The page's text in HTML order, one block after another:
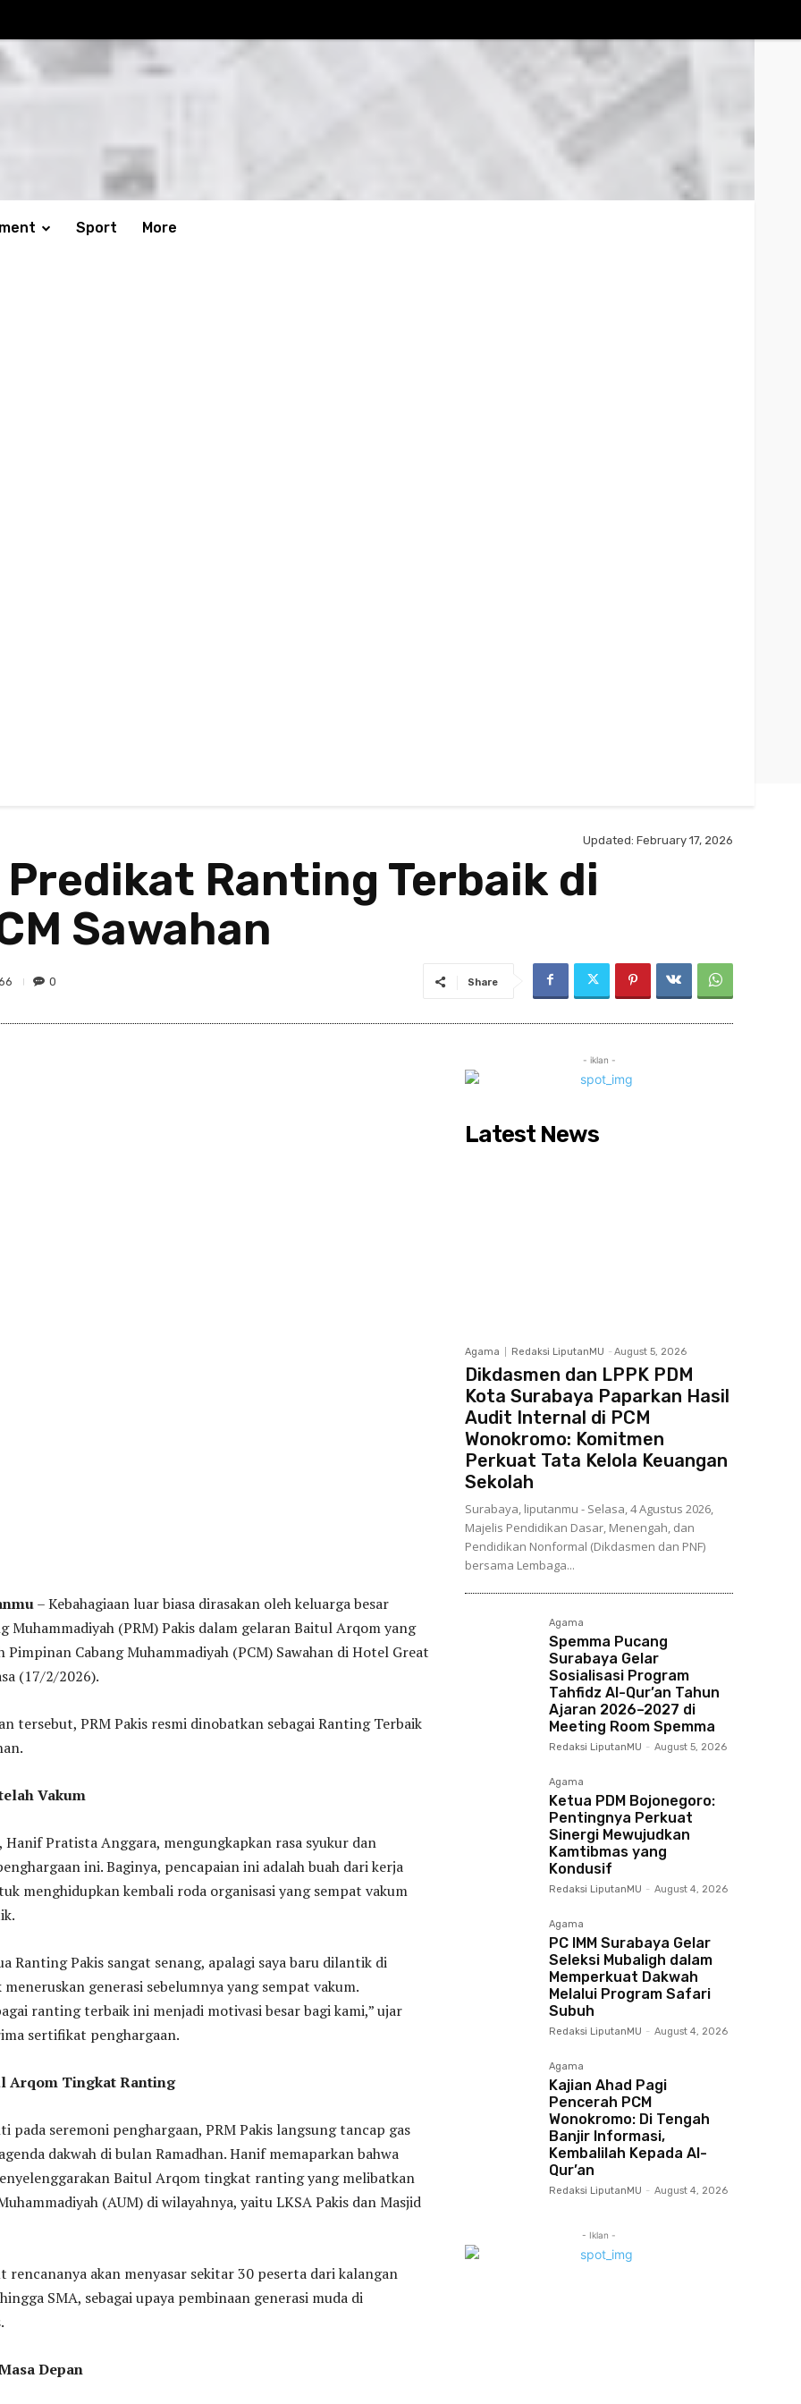
Sport More
Updated: February 17, 2026
Predikat Ranting Terbaik di
Sawahan
0 Share
– Kebahagiaan luar biasa dirasakan oleh keluarga besar
Muhammadiyah (PRM) Pakis dalam gelaran Baitul Arqom yang
Pimpinan Cabang Muhammadiyah (PCM) Sawahan di Hotel Great
(17/2/2026).
tersebut, PRM Pakis resmi dinobatkan sebagai Ranting Terbaik
Vakum
Hanif Pratista Anggara, mengungkapkan rasa syukur dan
ini. Baginya, pencapaian ini adalah buah dari kerja
menghidupkan kembali roda organisasi yang sempat vakum
Ranting Pakis sangat senang, apalagi saya baru dilantik di
generasi sebelumnya yang sempat vakum.
ranting terbaik ini menjadi motivasi besar bagi kami,” ujar
sertifikat penghargaan.
Arqom Tingkat Ranting
pada seremoni penghargaan, PRM Pakis langsung tancap gas
dakwah di bulan Ramadhan. Hanif memaparkan bahwa
Baitul Arqom tingkat ranting yang melibatkan
(AUM) di wilayahnya, yaitu LKSA Pakis dan Masjid
rencananya akan menyasar sekitar 30 peserta dari kalangan
SMA, sebagai upaya pembinaan generasi muda di
Depan
- iklan -
Latest News
Agama Redaksi LiputanMU - August 5, 2026
Dikdasmen dan LPPK PDM
Kota Surabaya Paparkan Hasil
Audit Internal di PCM
Wonokromo: Komitmen
Perkuat Tata Kelola Keuangan
Sekolah
Surabaya, liputanmu - Selasa, 4 Agustus 2026,
Majelis Pendidikan Dasar, Menengah, dan
Pendidikan Nonformal (Dikdasmen dan PNF)
bersama Lembaga...
Agama
Spemma Pucang
Surabaya Gelar
Sosialisasi Program
Tahfidz Al-Qur’an Tahun
Ajaran 2026–2027 di
Meeting Room Spemma
Redaksi LiputanMU - August 5, 2026
Agama
Ketua PDM Bojonegoro:
Pentingnya Perkuat
Sinergi Mewujudkan
Kamtibmas yang
Kondusif
Redaksi LiputanMU - August 4, 2026
Agama
PC IMM Surabaya Gelar
Seleksi Mubaligh dalam
Memperkuat Dakwah
Melalui Program Safari
Subuh
Redaksi LiputanMU - August 4, 2026
Agama
Kajian Ahad Pagi
Pencerah PCM
Wonokromo: Di Tengah
Banjir Informasi,
Kembalilah Kepada Al-
Qur’an
Redaksi LiputanMU - August 4, 2026
- Iklan -